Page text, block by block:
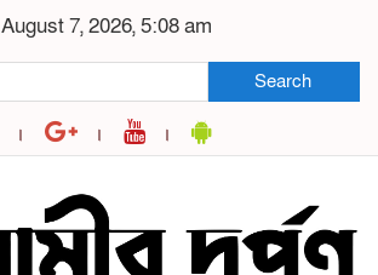
August 7, 2026, 5:08 am
Search